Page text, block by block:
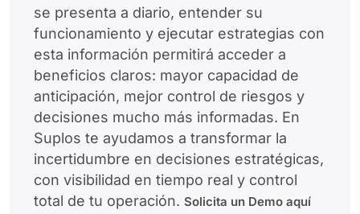
se presenta a diario, entender su
funcionamiento y ejecutar estrategias con
esta información permitirá acceder a
beneficios claros: mayor capacidad de
anticipación, mejor control de riesgos y
decisiones mucho más informadas. En
Suplos te ayudamos a transformar la
incertidumbre en decisiones estratégicas,
con visibilidad en tiempo real y control
total de tu operación. Solicita un Demo aquí